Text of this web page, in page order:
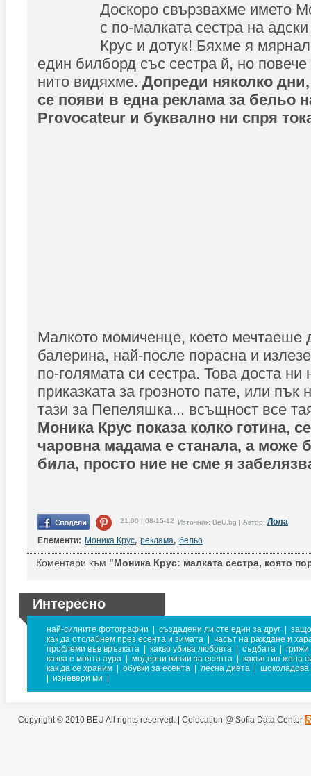
Доскоро свързвахме името
с по-малката сестра на
Крус и дотук! Бяхме я
един билборд със сестра й, но
нито видяхме. Допреди няколко
се появи в една реклама за бельо
Provocateur и буквално ни спря
Малкото момиченце, което мечтаеше
балерина, най-после порасна и
по-голямата си сестра. Това доста ни
приказката за грозното пате, или
тази за Пепеляшка... всъщност все
Моника Крус показа колко готина,
чаровна мадама е станала, а може
била, просто ние не сме я
21:00 | 08-15-12 Източник: BeU.bg | Автор: Лола
Елементи: Моника Крус, реклама, бельо
Коментари към "Моника Крус: малката сестра, която
Интересно
най-силните фотографии създадени ли сте един за друг
как да отслабнем през есента и зимата
часът на раждане и
проблеми във връзката
какво убива любовта съдбата
грижи
каква е моята аура
модерни визии за есента
какъв тип жена
как да се храним
обувки за есента лесна диета
шоколадова
изневери ми
Copyright © 2010 BEU All rights reserved. | Colocation @ Sofia Data Center